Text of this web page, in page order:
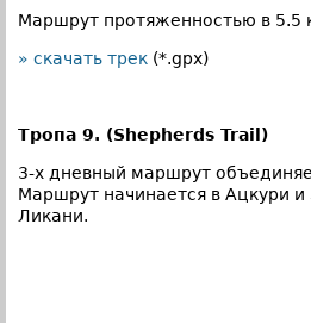
Маршрут протяженностью в 5.5
» скачать трек (*.gpx)
Тропа 9. (Shepherds Trail)
3-х дневный маршрут
Маршрут начинается в Ацкури и
Ликани.